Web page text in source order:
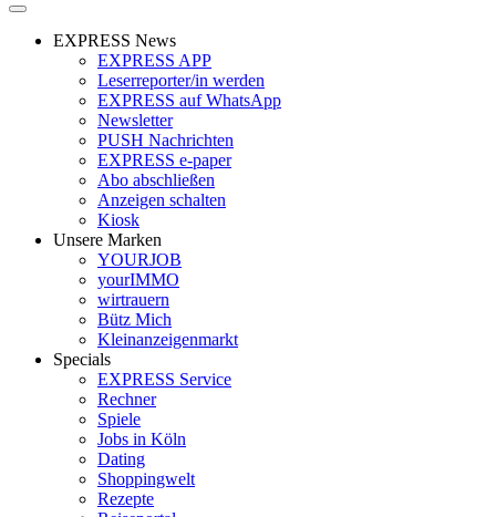
EXPRESS News
EXPRESS APP
Leserreporter/in werden
EXPRESS auf WhatsApp
Newsletter
PUSH Nachrichten
EXPRESS e-paper
Abo abschließen
Anzeigen schalten
Kiosk
Unsere Marken
YOURJOB
yourIMMO
wirtrauern
Bütz Mich
Kleinanzeigenmarkt
Specials
EXPRESS Service
Rechner
Spiele
Jobs in Köln
Dating
Shoppingwelt
Rezepte